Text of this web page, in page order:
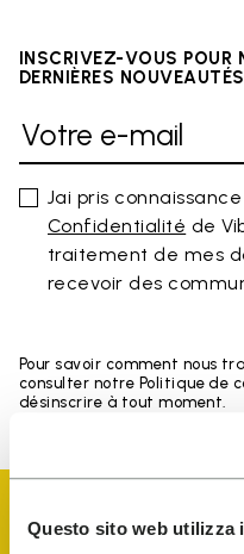
Questo sito web utilizza
INSCRIVEZ-VOUS POUR
DERNIÈRES NOUVEAUTÉS
Jai pris
Confidentialité de
traitement de mes
recevoir des
Pour savoir comment nous
consulter notre Politique de
désinscrire à tout moment.